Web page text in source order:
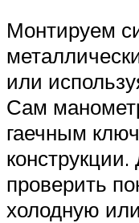
Монтируем
или
Сам
гаечным
проверить
холодную